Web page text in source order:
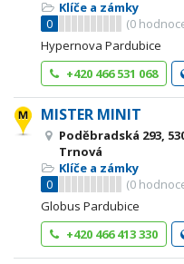
Klíče a zámky
0
(0
Hypernova Pardubice
+420 466 531 068
MISTER MINIT
Poděbradská 293,
Trnová
Klíče a zámky
0
(0
Globus Pardubice
+420 466 413 330